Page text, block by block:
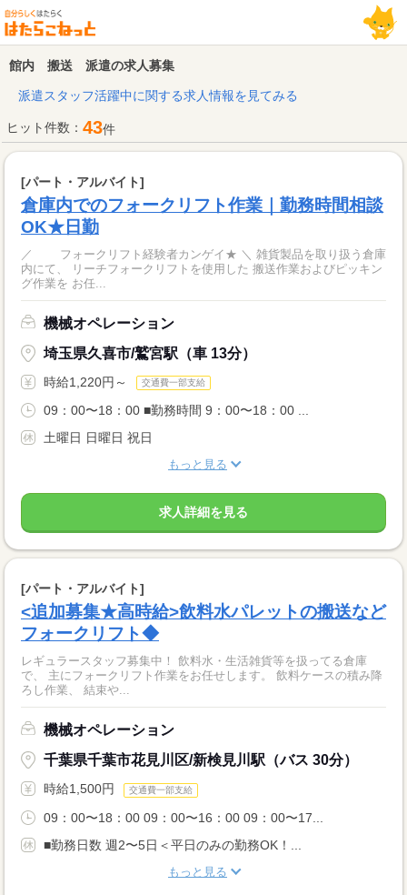
館内 搬送 派遣の求人募集
派遣スタッフ活躍中に関する求人情報を見てみる
ヒット件数： 43件
[パート・アルバイト]
倉庫内でのフォークリフト作業｜勤務時間相談
OK★日勤
／ フォークリフト経験者カンゲイ★ ＼ 雑貨製品を取り扱う倉庫
内にて、 リーチフォークリフトを使用した 搬送作業およびピッキン
グ作業を お任...
機械オペレーション
埼玉県久喜市/鷲宮駅（車 13分）
時給1,220円～ 交通費一部支給
09：00〜18：00 ■勤務時間 9：00〜18：00 ...
土曜日 日曜日 祝日
もっと見る
求人詳細を見る
[パート・アルバイト]
<追加募集★高時給>飲料水パレットの搬送など
フォークリフト◆
レギュラースタッフ募集中！ 飲料水・生活雑貨等を扱ってる倉庫
で、 主にフォークリフト作業をお任せします。 飲料ケースの積み降
ろし作業、 結束や...
機械オペレーション
千葉県千葉市花見川区/新検見川駅（バス 30分）
時給1,500円 交通費一部支給
09：00〜18：00 09：00〜16：00 09：00〜17...
■勤務日数 週2〜5日＜平日のみの勤務OK！...
もっと見る